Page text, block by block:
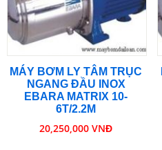
MÁY BƠM LY TÂM TRỤC
NGANG ĐẦU INOX
EBARA MATRIX 10-
6T/2.2M
20,250,000 VNĐ